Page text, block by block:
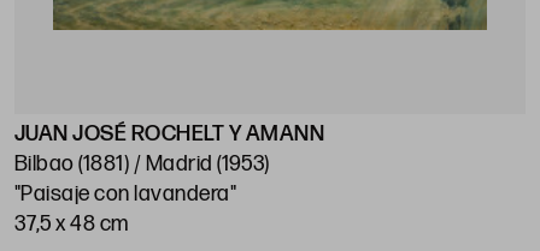
JUAN JOSÉ ROCHELT Y AMANN
Bilbao (1881) / Madrid (1953)
"Paisaje con lavandera"
37,5 x 48 cm